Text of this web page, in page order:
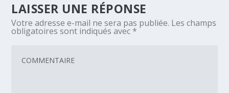
LAISSER UNE RÉPONSE
Votre adresse e-mail ne sera pas publiée. Les champs
obligatoires sont indiqués avec *